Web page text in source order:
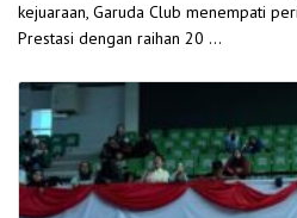
kejuaraan, Garuda Club menempati
Prestasi dengan raihan 20 …